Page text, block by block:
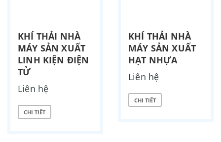
KHÍ THẢI NHÀ
MÁY SẢN XUẤT
LINH KIỆN ĐIỆN
TỬ
Liên hệ
CHI TIẾT
KHÍ THẢI NHÀ
MÁY SẢN XUẤT
HẠT NHỰA
Liên hệ
CHI TIẾT